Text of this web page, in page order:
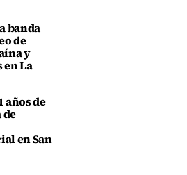
banda
de
y
La
años de
de
en San